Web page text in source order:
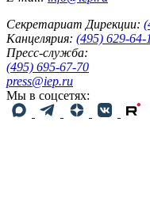
Секретариат Дирекции:
Канцелярия: (495) 629-64-
Пресс-служба:
(495) 695-67-70
press@iep.ru
Мы в соцсетях: